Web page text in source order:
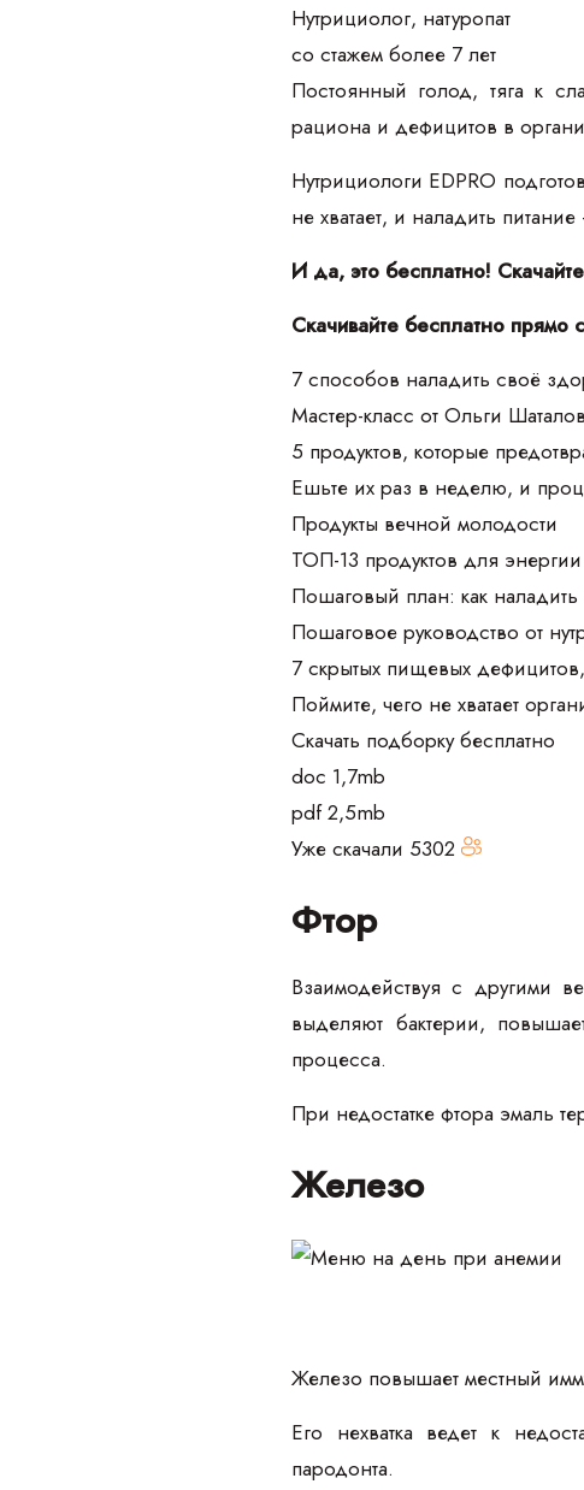
Нутрициолог, натуропат
со стажем более 7 лет
Постоянный голод, тяга к
рациона и дефицитов в
Нутрициологи EDPRO
не хватает, и наладить
И да, это бесплатно!
Скачивайте бесплатно прямо
7 способов наладить своё
Мастер-класс от Ольги
5 продуктов, которые
Ешьте их раз в неделю, и
Продукты вечной молодости
ТОП-13 продуктов для
Пошаговый план: как
Пошаговое руководство от
7 скрытых пищевых
Поймите, чего не хватает
Скачать подборку бесплатно
doc 1,7mb
pdf 2,5mb
Уже скачали 5302
Фтор
Взаимодействуя с другими
выделяют бактерии,
процесса.
При недостатке фтора эмаль
Железо
Железо повышает местный
Его нехватка ведет к
пародонта.